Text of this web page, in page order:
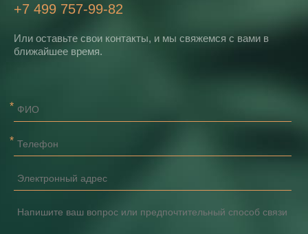
+7 499 757-99-82
Или оставьте свои контакты, и мы свяжемся с вами в
ближайшее время.